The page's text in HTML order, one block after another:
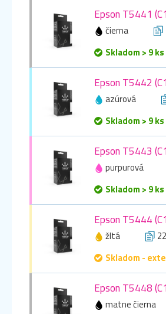
Epson T5441
čierna
Skladom > 9 ks
Epson T5442
azúrová
Skladom > 9 ks
Epson T5443
purpurová
Skladom > 9 ks
Epson T5444
žltá
Skladom -
Epson T5448
matne čierna